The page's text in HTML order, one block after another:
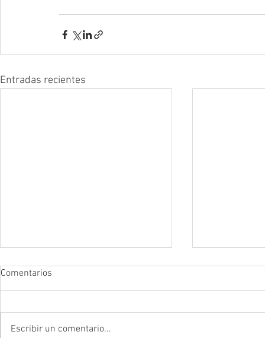
Entradas recientes
Comentarios
Escribir un comentario...